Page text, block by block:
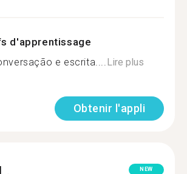
d'apprentissage
e escrita....Lire plus
Obtenir l'appli
L. NEW